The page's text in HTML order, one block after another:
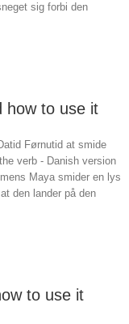
sig forbi den
how to use it
Førnutid at smide
verb - Danish version
Maya smider en lys
den lander på den
to use it